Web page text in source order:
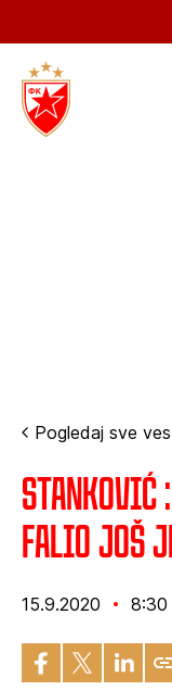
Pogledaj sve
falio još
15.9.2020 8:30